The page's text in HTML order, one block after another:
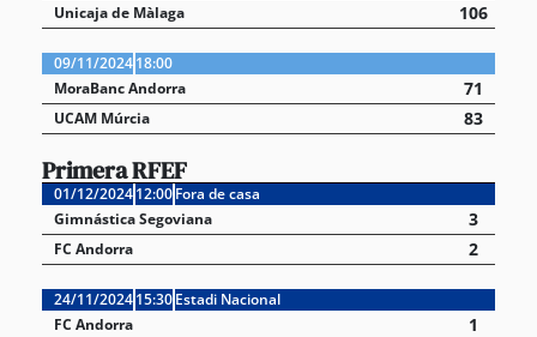
Unicaja de Màlaga 106
09/11/202418:00
MoraBanc Andorra
71
UCAM Múrcia 83
Primera RFEF
01/12/202412:00Fora de casa
Gimnástica Segoviana
3
FC Andorra 2
24/11/202415:30Estadi Nacional
FC Andorra
1